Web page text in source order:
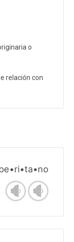
o
relación con